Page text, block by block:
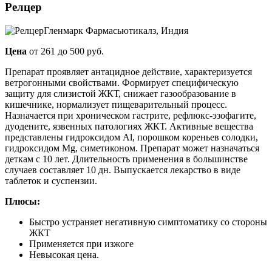
Релцер
Гленмарк Фармасьютикалз, Индия
Цена от 261 до 500 руб.
Препарат проявляет антацидное действие, характеризуется
ветрогонными свойствами. Формирует специфическую
защиту для слизистой ЖКТ, снижает газообразование в
кишечнике, нормализует пищеварительный процесс.
Назначается при хроническом гастрите, рефлюкс-эзофагите,
дуодените, язвенных патологиях ЖКТ. Активные вещества
представлены гидроксидом Al, порошком кореньев солодки,
гидроксидом Mg, симетиконом. Препарат может назначаться
деткам с 10 лет. Длительность применения в большинстве
случаев составляет 10 дн. Выпускается лекарство в виде
таблеток и суспензии.
Плюсы:
Быстро устраняет негативную симптоматику со стороны
ЖКТ
Применяется при изжоге
Невысокая цена.